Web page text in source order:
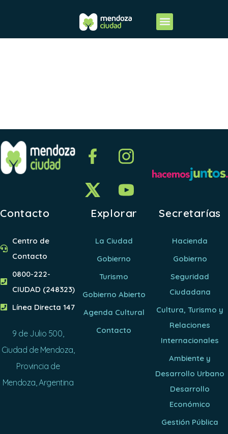
Contacto
Centro de
Contacto
0800-222-
CIUDAD (248323)
Línea Directa 147
9 de Julio 500,
Ciudad de Mendoza,
Provincia de
Mendoza, Argentina
Explorar
La Ciudad
Gobierno
Turismo
Gobierno Abierto
Agenda Cultural
Contacto
Secretarías
Hacienda
Gobierno
Seguridad
Ciudadana
Cultura, Turismo y
Relaciones
Internacionales
Ambiente y
Desarrollo Urbano
Desarrollo
Económico
Gestión Pública